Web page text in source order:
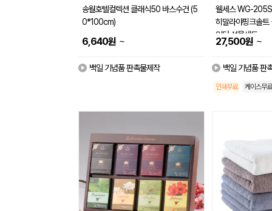
송월호텔컬렉션 클래식50 바스수건 (5
0*100cm)
6,640원 ~
백일 기념품 판촉물제작
웰세스 WG-205S
히말라야핑크솔트
인더 선물세트
27,500원 ~
백일 기념품 판
인쇄무료 케이스무료